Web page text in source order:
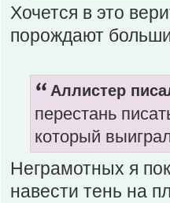
Хочется в это
порождают
Аллистер
перестань
который
Неграмотных я
навести тень на